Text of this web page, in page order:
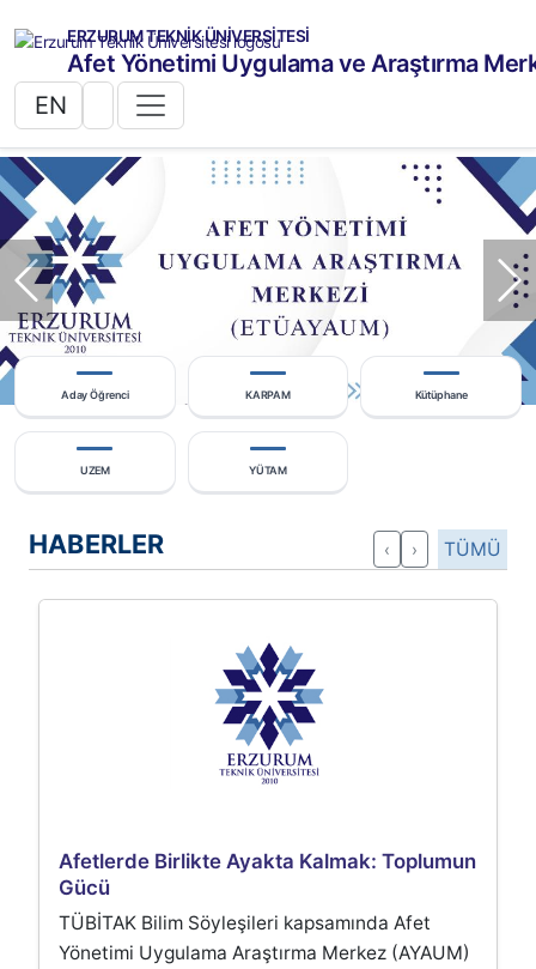
ERZURUM TEKNİK ÜNİVERSİTESİ
Afet Yönetimi Uygulama ve Araştırma
EN
Önceki
Aday Öğrenci KARPAM Kütüphane
UZEM YÜTAM
HABERLER ‹ › TÜMÜ
Afetlerde Birlikte Ayakta Kalmak: Toplumun
Gücü
TÜBİTAK Bilim Söyleşileri kapsamında Afet
Yönetimi Uygulama Araştırma Merkez (AYAUM)